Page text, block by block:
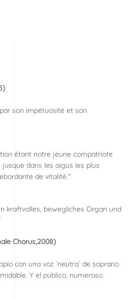
son impétuosité et son
étant notre jeune compatriote
dans les aigus les plus
de vitalité."
kraftvolles, bewegliches Organ und
Chorus,2008)
con una voz `neutra` de soprano
Y el público, numeroso